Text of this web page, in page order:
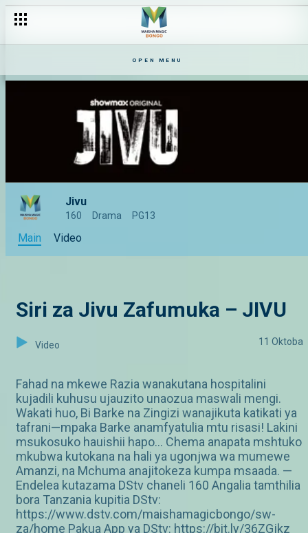
OPEN MENU
Jivu
160 Drama PG13
Main Video
Siri za Jivu Zafumuka – JIVU
Video 11 Oktoba
Fahad na mkewe Razia wanakutana hospitalini
kujadili kuhusu ujauzito unaozua maswali mengi.
Wakati huo, Bi Barke na Zingizi wanajikuta katikati ya
tafrani—mpaka Barke anamfyatulia mtu risasi! Lakini
msukosuko hauishii hapo… Chema anapata mshtuko
mkubwa kutokana na hali ya ugonjwa wa mumewe
Amanzi, na Mchuma anajitokeza kumpa msaada. —
Endelea kutazama DStv chaneli 160 Angalia tamthilia
bora Tanzania kupitia DStv:
https://www.dstv.com/maishamagicbongo/sw-
za/home Pakua App ya DStv: https://bit.ly/36ZGjkz